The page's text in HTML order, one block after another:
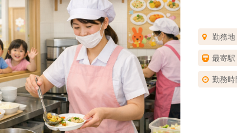
勤務地
最寄駅
勤務時